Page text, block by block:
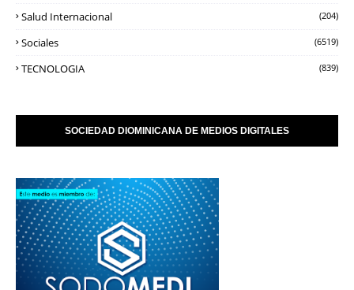
Salud Internacional (204)
Sociales (6519)
TECNOLOGIA (839)
SOCIEDAD DIOMINICANA DE MEDIOS DIGITALES